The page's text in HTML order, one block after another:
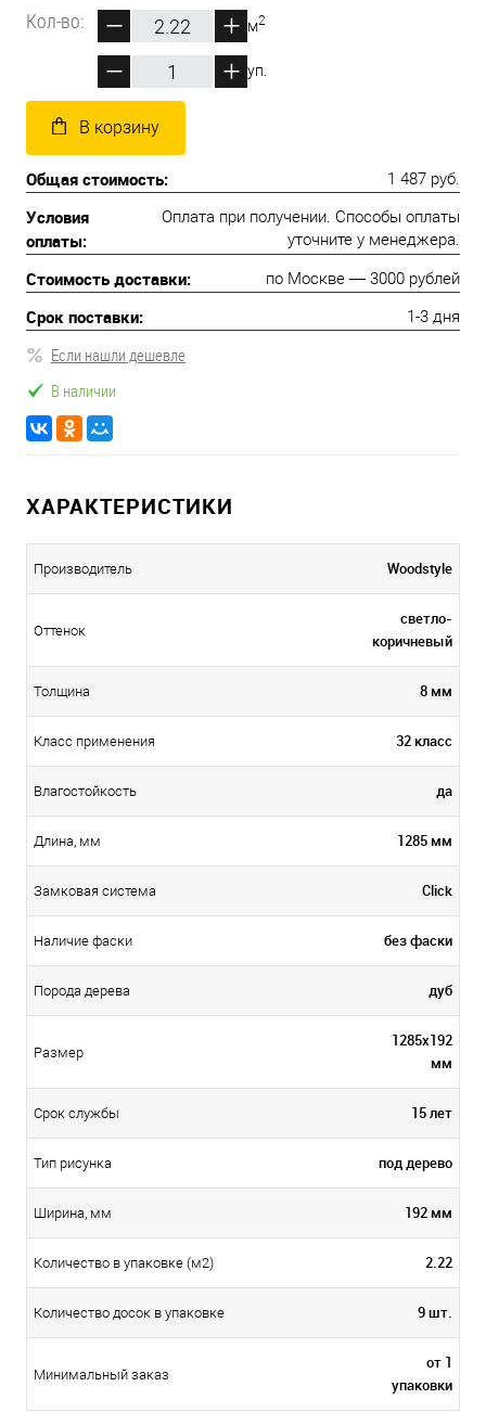
Кол-во:
м2
уп.
В корзину
Общая стоимость: 1 487 руб.
Условия
оплаты:
Оплата при получении. Способы оплаты
уточните у менеджера.
Стоимость доставки: по Москве — 3000 рублей
Срок поставки: 1-3 дня
Если нашли дешевле
В наличии
ХАРАКТЕРИСТИКИ
Производитель Woodstyle
Оттенок
светло-
коричневый
Толщина 8 мм
Класс применения 32 класс
Влагостойкость да
Длина, мм 1285 мм
Замковая система Click
Наличие фаски без фаски
Порода дерева дуб
Размер
1285х192
мм
Срок службы 15 лет
Тип рисунка под дерево
Ширина, мм 192 мм
Количество в упаковке (м2) 2.22
Количество досок в упаковке 9 шт.
Минимальный заказ
от 1
упаковки